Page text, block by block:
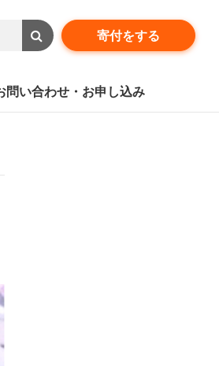
寄付をする
問い合わせ・お申し込み